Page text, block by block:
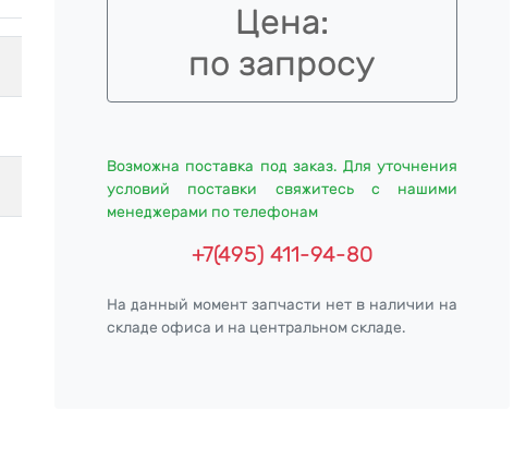
Цена:
по запросу
Возможна поставка под заказ. Для уточнения
условий поставки свяжитесь с нашими
менеджерами по телефонам
+7(495) 411-94-80
На данный момент запчасти нет в наличии на
складе офиса и на центральном складе.